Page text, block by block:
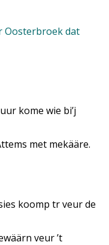
Oosterbroek dat
kome wie bi’j
met mekääre.
koomp tr veur de
veur ’t